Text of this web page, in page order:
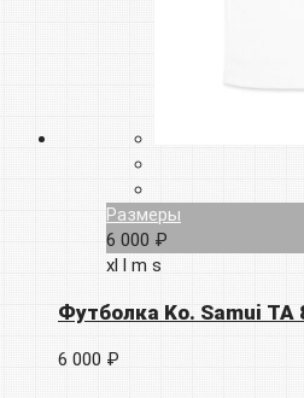
Размеры
6 000 ₽
xl l m s
Футболка Ko. Samui TA
6 000 ₽